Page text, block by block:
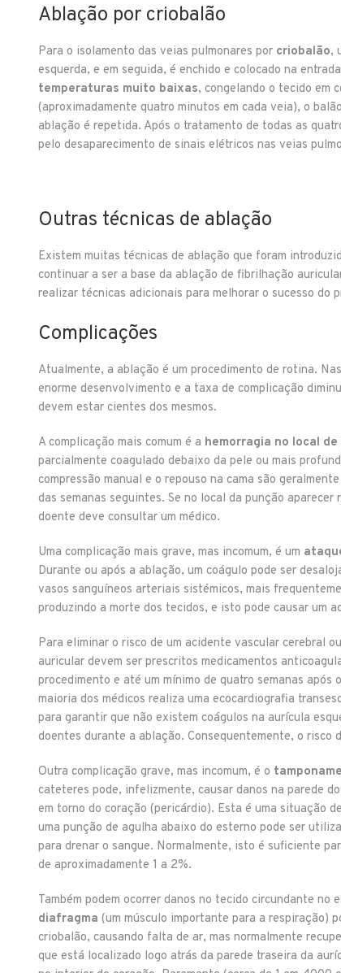
Ablação por criobalão
Para o isolamento das veias pulmonares por criobalão,
esquerda, e em seguida, é enchido e colocado na
temperaturas muito baixas, congelando o tecido em
(aproximadamente quatro minutos em cada veia), o
ablação é repetida. Após o tratamento de todas as
pelo desaparecimento de sinais elétricos nas veias
Outras técnicas de ablação
Existem muitas técnicas de ablação que foram
continuar a ser a base da ablação de fibrilhação
realizar técnicas adicionais para melhorar o sucesso do
Complicações
Atualmente, a ablação é um procedimento de rotina.
enorme desenvolvimento e a taxa de complicação
devem estar cientes dos mesmos.
A complicação mais comum é a hemorragia no local
parcialmente coagulado debaixo da pele ou mais
compressão manual e o repouso na cama são
das semanas seguintes. Se no local da punção
doente deve consultar um médico.
Uma complicação mais grave, mas incomum, é um
Durante ou após a ablação, um coágulo pode ser
vasos sanguíneos arteriais sistémicos, mais
produzindo a morte dos tecidos, e isto pode causar um
Para eliminar o risco de um acidente vascular cerebral
auricular devem ser prescritos medicamentos
procedimento e até um mínimo de quatro semanas
maioria dos médicos realiza uma ecocardiografia
para garantir que não existem coágulos na aurícula
doentes durante a ablação. Consequentemente, o
Outra complicação grave, mas incomum, é o
cateteres pode, infelizmente, causar danos na parede
em torno do coração (pericárdio). Esta é uma situação
uma punção de agulha abaixo do esterno pode ser
para drenar o sangue. Normalmente, isto é suficiente
de aproximadamente 1 a 2%.
Também podem ocorrer danos no tecido circundante no
diafragma (um músculo importante para a respiração)
criobalão, causando falta de ar, mas normalmente
que está localizado logo atrás da parede traseira da